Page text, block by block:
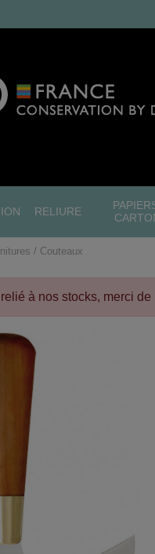
RELIURE
Couteaux
relié à nos stocks, merci